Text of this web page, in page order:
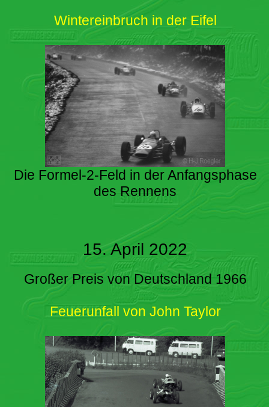
Wintereinbruch in der Eifel
Die Formel-2-Feld in der Anfangsphase
des Rennens
15. April 2022
Großer Preis von Deutschland 1966
Feuerunfall von John Taylor